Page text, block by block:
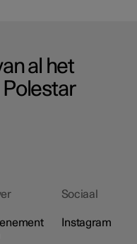
al het
Polestar
Sociaal
Instagram